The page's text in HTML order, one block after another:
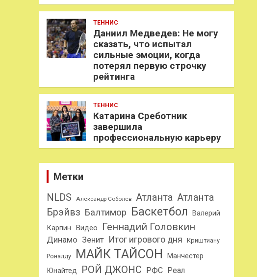
ТЕННИС
Даниил Медведев: Не могу
сказать, что испытал
сильные эмоции, когда
потерял первую строчку
рейтинга
ТЕННИС
Катарина Среботник
завершила
профессиональную карьеру
Метки
NLDS
Александр Соболев Атланта Атланта
Брэйвз Балтимор Баскетбол
Валерий
Карпин
Видео Геннадий Головкин
Динамо Зенит Итог игрового дня Криштиану
Роналду МАЙК ТАЙСОН
Манчестер
Юнайтед
РОЙ ДЖОНС РФС Реал